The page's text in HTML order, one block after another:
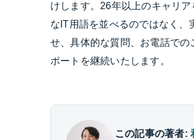
けします。26年以上のキャリ
なIT用語を並べるのではなく
せ、具体的な質問、お電話で
ポートを継続いたします。
この記事の著者: